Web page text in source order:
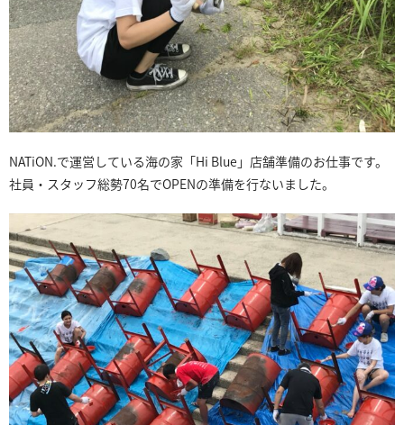
NATiON.で運営している海の家「Hi Blue」店舗準備のお仕事です。
社員・スタッフ総勢70名でOPENの準備を行ないました。